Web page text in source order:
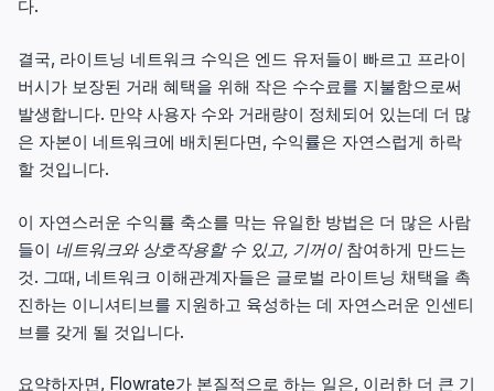
다.
결국, 라이트닝 네트워크 수익은 엔드 유저들이 빠르고 프라이
버시가 보장된 거래 혜택을 위해 작은 수수료를 지불함으로써
발생합니다. 만약 사용자 수와 거래량이 정체되어 있는데 더 많
은 자본이 네트워크에 배치된다면, 수익률은 자연스럽게 하락
할 것입니다.
이 자연스러운 수익률 축소를 막는 유일한 방법은 더 많은 사람
들이 네트워크와 상호작용할 수 있고, 기꺼이참여하게 만드는
것. 그때, 네트워크 이해관계자들은 글로벌 라이트닝 채택을 촉
진하는 이니셔티브를 지원하고 육성하는 데 자연스러운 인센티
브를 갖게 될 것입니다.
요약하자면, Flowrate가 본질적으로 하는 일은, 이러한 더 큰 기